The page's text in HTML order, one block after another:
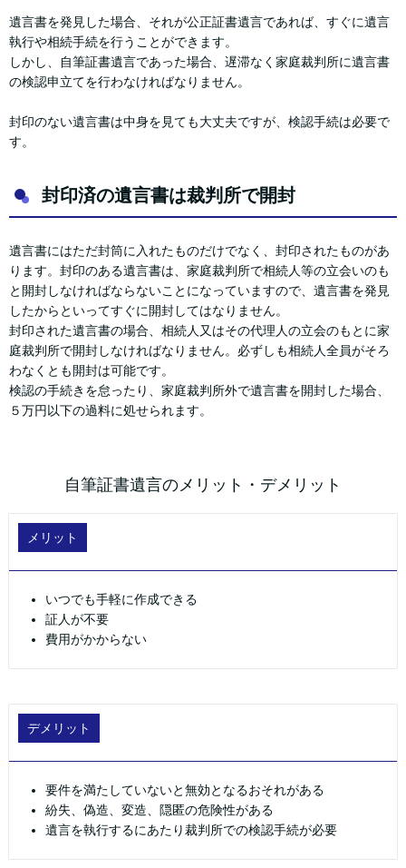
遺言書を発見した場合、それが公正証書遺言であれば、すぐに遺言
執行や相続手続を行うことができます。
しかし、自筆証書遺言であった場合、遅滞なく家庭裁判所に遺言書
の検認申立てを行わなければなりません。
封印のない遺言書は中身を見ても大丈夫ですが、検認手続は必要で
す。
封印済の遺言書は裁判所で開封
遺言書にはただ封筒に入れたものだけでなく、封印されたものがあ
ります。封印のある遺言書は、家庭裁判所で相続人等の立会いのも
と開封しなければならないことになっていますので、遺言書を発見
したからといってすぐに開封してはなりません。
封印された遺言書の場合、相続人又はその代理人の立会のもとに家
庭裁判所で開封しなければなりません。必ずしも相続人全員がそろ
わなくとも開封は可能です。
検認の手続きを怠ったり、家庭裁判所外で遺言書を開封した場合、
５万円以下の過料に処せられます。
自筆証書遺言のメリット・デメリット
メリット
いつでも手軽に作成できる
証人が不要
費用がかからない
デメリット
要件を満たしていないと無効となるおそれがある
紛失、偽造、変造、隠匿の危険性がある
遺言を執行するにあたり裁判所での検認手続が必要